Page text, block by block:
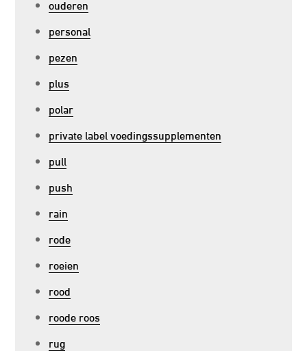
ouderen
personal
pezen
plus
polar
private label voedingssupplementen
pull
push
rain
rode
roeien
rood
roode roos
rug